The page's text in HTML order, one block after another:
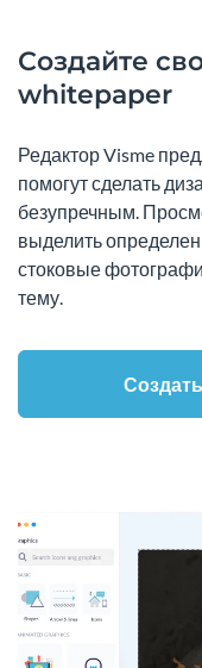
Создайте
whitepaper
Редактор Visme
помогут сделать
безупречным.
выделить
стоковые
тему.